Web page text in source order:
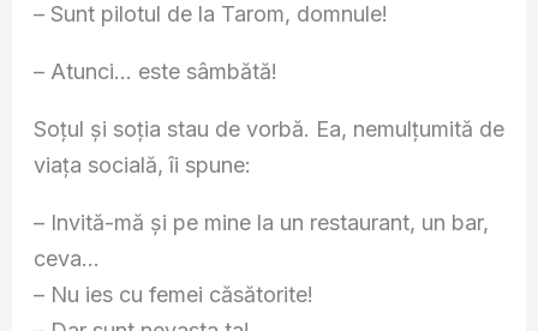
– Sunt pilotul de la Tarom, domnule!
– Atunci… este sâmbătă!
Soţul şi soţia stau de vorbă. Ea, nemulţumită de
viaţa socială, îi spune:
– Invită-mă şi pe mine la un restaurant, un bar,
ceva…
– Nu ies cu femei căsătorite!